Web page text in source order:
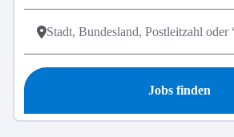
Jobs finden